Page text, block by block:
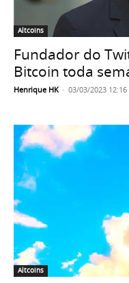
Altcoins
Fundador do
Bitcoin toda
Henrique HK - 03/03/2023 12:16
Altcoins